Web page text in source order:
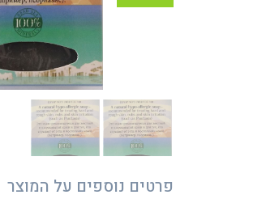
פרטים נוספים על המוצר